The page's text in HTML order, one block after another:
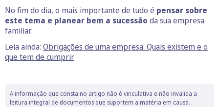
No fim do dia, o mais importante de tudo é pensar sobre
este tema e planear bem a sucessão da sua empresa
familiar.
Leia ainda: Obrigações de uma empresa: Quais existem e o
que tem de cumprir
A informação que consta no artigo não é vinculativa e não invalida a
leitura integral de documentos que suportem a matéria em causa.